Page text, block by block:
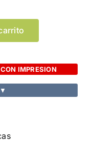
IMPRESION
▼